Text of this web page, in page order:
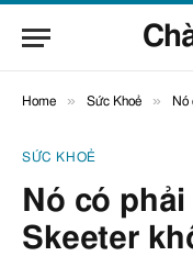
Home » Sức Khoẻ » Nó
SỨC KHOẺ
Nó có
Skeeter